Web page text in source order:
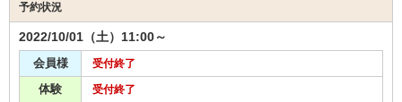
予約状況
2022/10/01（土）11:00～
会員様 受付終了
体験 受付終了